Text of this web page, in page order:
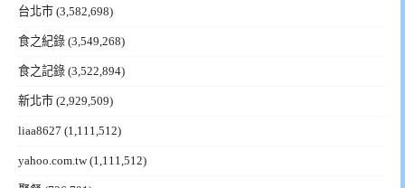
台北市 (3,582,698)
食之紀錄 (3,549,268)
食之記錄 (3,522,894)
新北市 (2,929,509)
liaa8627 (1,111,512)
yahoo.com.tw(1,111,512)